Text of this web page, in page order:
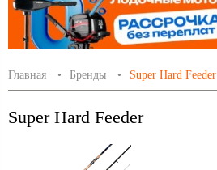
Главная Бренды Super Hard Feeder
Super Hard Feeder